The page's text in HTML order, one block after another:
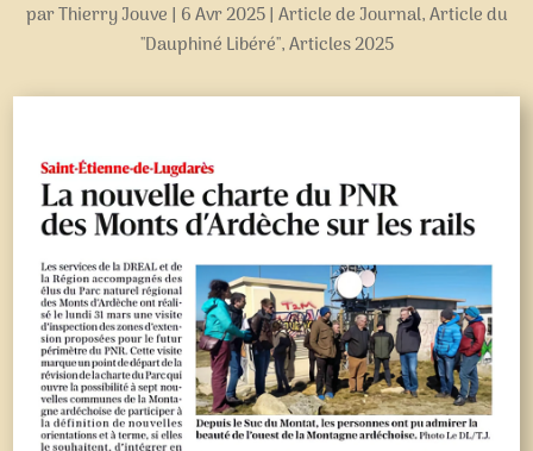
parThierry Jouve | 6 Avr 2025| Article de Journal,Article du
"Dauphiné Libéré",Articles 2025